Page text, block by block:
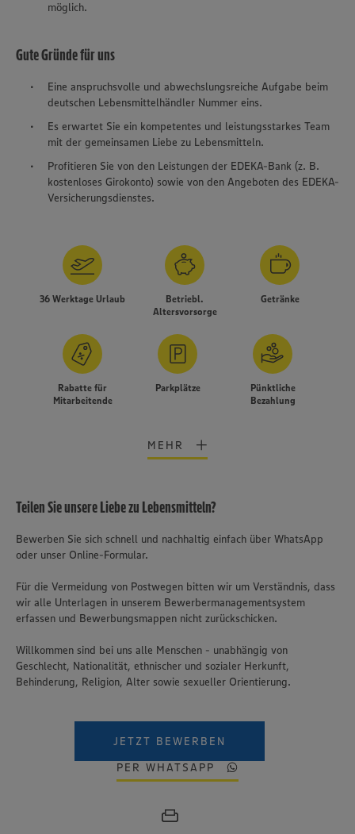
möglich.
Gute Gründe für uns
Eine anspruchsvolle und abwechslungsreiche Aufgabe beim
deutschen Lebensmittelhändler Nummer eins.
Es erwartet Sie ein kompetentes und leistungsstarkes Team
mit der gemeinsamen Liebe zu Lebensmitteln.
Profitieren Sie von den Leistungen der EDEKA-Bank (z. B.
kostenloses Girokonto) sowie von den Angeboten des EDEKA-
Versicherungsdienstes.
36 Werktage Urlaub
Betriebl.
Altersvorsorge
Getränke
Rabatte für
Mitarbeitende
Parkplätze
Pünktliche
Bezahlung
MEHR
Teilen Sie unsere Liebe zu Lebensmitteln?
Bewerben Sie sich schnell und nachhaltig einfach über WhatsApp
oder unser Online-Formular.
Für die Vermeidung von Postwegen bitten wir um Verständnis, dass
wir alle Unterlagen in unserem Bewerbermanagementsystem
erfassen und Bewerbungsmappen nicht zurückschicken.
Willkommen sind bei uns alle Menschen - unabhängig von
Geschlecht, Nationalität, ethnischer und sozialer Herkunft,
Behinderung, Religion, Alter sowie sexueller Orientierung.
JETZT BEWERBEN
PER WHATSAPP